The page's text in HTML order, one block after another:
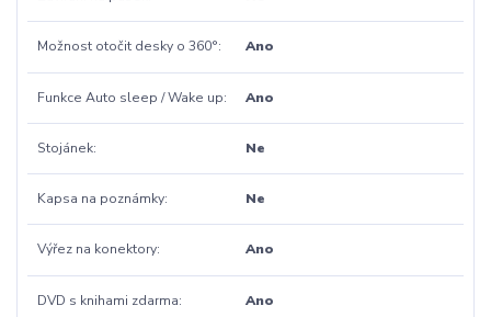
Možnost otočit desky o 360° Ano
Funkce Auto sleep / Wake up Ano
Stojánek Ne
Kapsa na poznámky Ne
Výřez na konektory Ano
DVD s knihami zdarma Ano